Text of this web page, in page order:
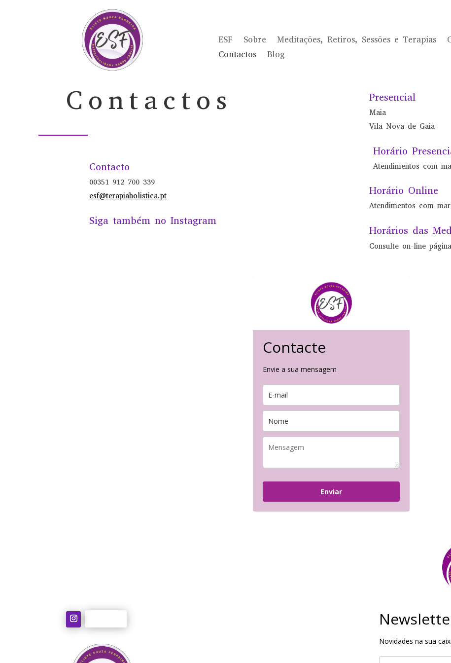
ESF Sobre Meditações, Retiros, Sessões e Terapias
Contactos
Blog
Contactos
Contacto
00351 912 700 339
esf@terapiaholistica.pt
Siga também no Instagram
Presencial
Maia
Vila Nova de Gaia
Horário
Atendimentos com
Horário Online
Atendimentos com
Horários das
Consulte on-line página
Contacte
Envie a sua mensagem
Enviar
Novidades na sua